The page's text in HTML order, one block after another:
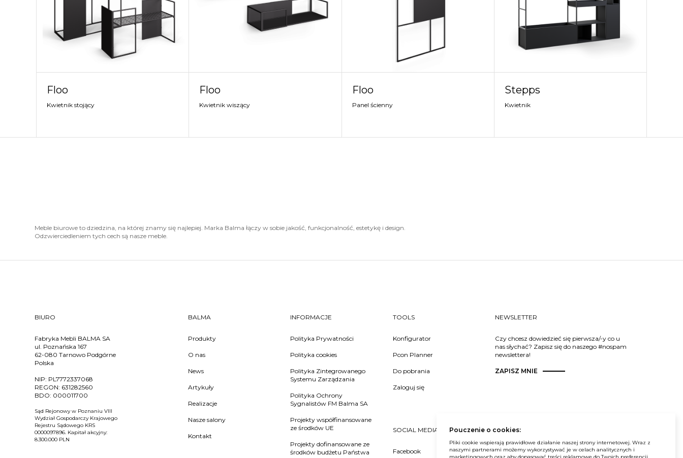
Floo
Kwietnik stojący
Floo
Kwietnik wiszący
Floo
Panel ścienny
Stepps
Kwietnik
Meble biurowe to dziedzina, na której znamy się najlepiej. Marka Balma łączy w sobie jakość, funkcjonalność, estetykę i design.
Odzwierciedleniem tych cech są nasze meble.
BIURO
Fabryka Mebli BALMA SA
ul. Poznańska 167
62-080 Tarnowo Podgórne
Polska
NIP: PL7772337068
REGON: 631282560
BDO: 000011700
Sąd Rejonowy w Poznaniu VIII
Wydział Gospodarczy Krajowego
Rejestru Sądowego KRS
0000097896. Kapitał akcyjny:
8.300.000 PLN
BALMA
Produkty
O nas
News
Artykuły
Realizacje
Nasze salony
Kontakt
INFORMACJE
Polityka Prywatności
Polityka cookies
Polityka Zintegrowanego
Systemu Zarządzania
Polityka Ochrony
Sygnalistów FM Balma SA
Projekty współfinansowane
ze środków UE
Projekty dofinansowane ze
środków budżetu Państwa
TOOLS
Konfigurator
Pcon Planner
Do pobrania
Zaloguj się
SOCIAL MEDIA
Facebook
NEWSLETTER
Czy chcesz dowiedzieć się pierwsza/-y co u
nas słychać? Zapisz się do naszego #nospam
newslettera!
ZAPISZ MNIE
© Balma. Wszelkie prawa zastrzeżone.
Pouczenie o cookies:
Pliki cookie wspierają prawidłowe działanie naszej strony internetowej. Wraz z
naszymi partnerami możemy wykorzystywać je w celach analitycznych i